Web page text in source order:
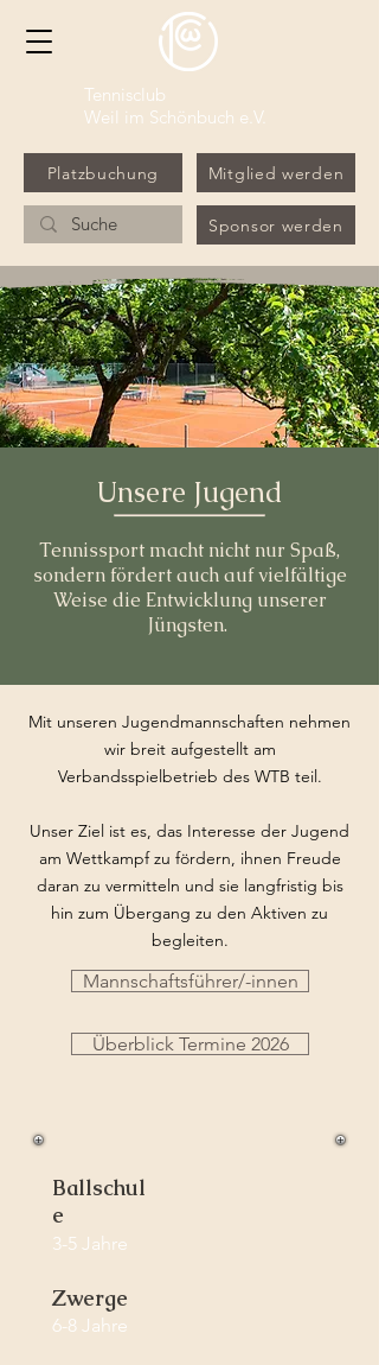
Tennisclub
Weil im Schönbuch e.V.
Platzbuchung Mitglied werden
Sponsor werden
Unsere Jugend
Tennissport macht nicht nur Spaß,
sondern fördert auch auf vielfältige
Weise die Entwicklung unserer
Jüngsten.
Mit unseren Jugendmannschaften nehmen
wir breit aufgestellt am
Verbandsspielbetrieb des WTB teil.
Unser Ziel ist es, das Interesse der Jugend
am Wettkampf zu fördern, ihnen Freude
daran zu vermitteln und sie langfristig bis
hin zum Übergang zu den Aktiven zu
begleiten.
Mannschaftsführer/-innen
Überblick Termine 2026
Ballschul
e
3-5 Jahre
Zwerge
6-8 Jahre